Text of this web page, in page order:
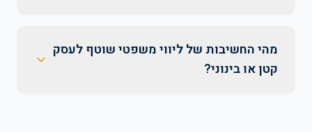
מהי החשיבות של ליווי משפטי שוטף לעסק
קטן או בינוני?